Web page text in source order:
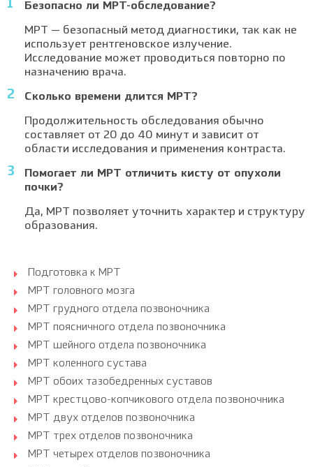
Безопасно ли МРТ-обследование?
МРТ — безопасный метод диагностики, так как не
использует рентгеновское излучение.
Исследование может проводиться повторно по
назначению врача.
Сколько времени длится МРТ?
Продолжительность обследования обычно
составляет от 20 до 40 минут и зависит от
области исследования и применения контраста.
Помогает ли МРТ отличить кисту от опухоли
почки?
Да, МРТ позволяет уточнить характер и структуру
образования.
Подготовка к МРТ
МРТ головного мозга
МРТ грудного отдела позвоночника
МРТ поясничного отдела позвоночника
МРТ шейного отдела позвоночника
МРТ коленного сустава
МРТ обоих тазобедренных суставов
МРТ крестцово-копчикового отдела позвоночника
МРТ двух отделов позвоночника
МРТ трех отделов позвоночника
МРТ четырех отделов позвоночника